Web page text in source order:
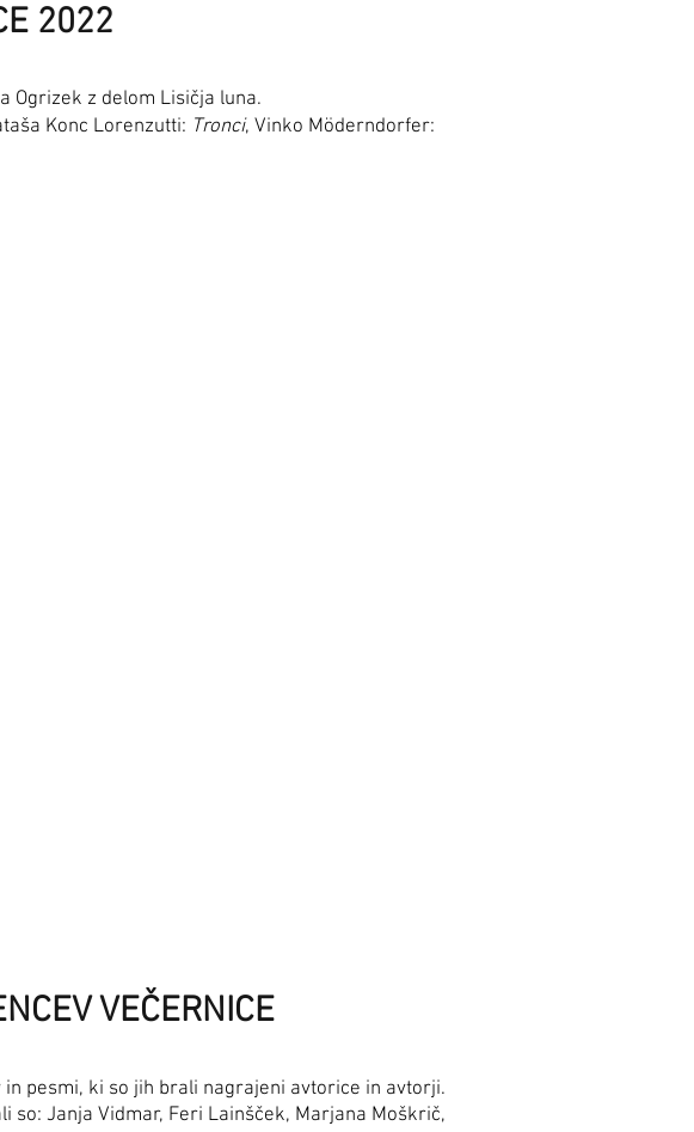
2022
Ogrizek z delom Lisičja luna.
Konc Lorenzutti: Tronci, Vinko Möderndorfer:
VEČERNICE
pesmi, ki so jih brali nagrajeni avtorice in avtorji.
so: Janja Vidmar, Feri Lainšček, Marjana Moškrič,